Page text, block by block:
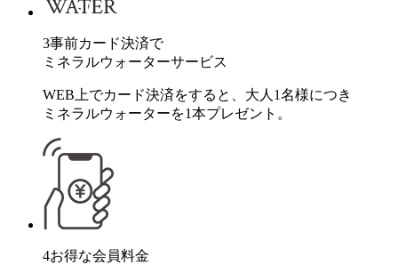
3事前カード決済で
ミネラルウォーターサービス
WEB上でカード決済をすると、大人1名様につき
ミネラルウォーターを1本プレゼント。
4お得な会員料金